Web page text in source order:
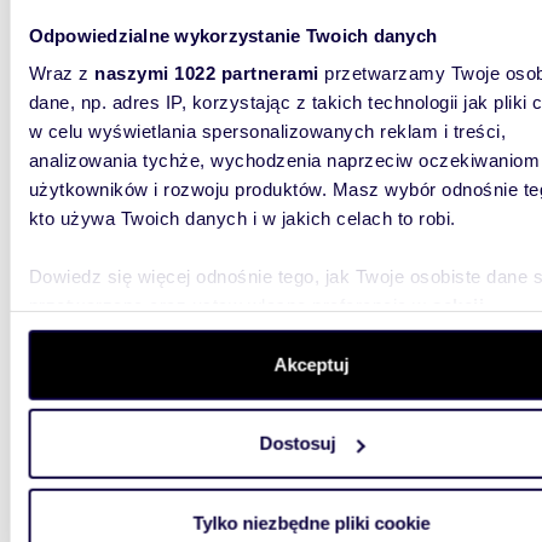
Odpowiedzialne wykorzystanie Twoich danych
Wraz z naszymi 1022 partnerami przetwarzamy Twoje
dane, np. adres IP, korzystając z takich technologii jak pliki
w celu wyświetlania spersonalizowanych reklam i treści,
analizowania tychże, wychodzenia naprzeciw oczekiwaniom
użytkowników i rozwoju produktów. Masz wybór odnośnie
kto używa Twoich danych i w jakich celach to robi.
Dowiedz się więcej odnośnie tego, jak Twoje osobiste dane
szczegółów. W Deklaracji plików cookie możesz zmienić
wycofać swoją zgodę w dowolnej chwili.
aby oferować funkcje społecznościowe i analizować ruch w
witrynie. Informacje o tym, jak korzystasz z naszej witryny,
analitycznym. Partnerzy mogą połączyć te informacje z
Akceptuj
Dostosuj
Tylko niezbędne pliki cookie
-
670